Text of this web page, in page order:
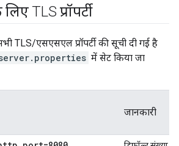
TLS प्रॉपर्टी
TLS/एसएसएल प्रॉपर्टी की सूची दी गई है
server.properties में सेट किया जा
जानकारी